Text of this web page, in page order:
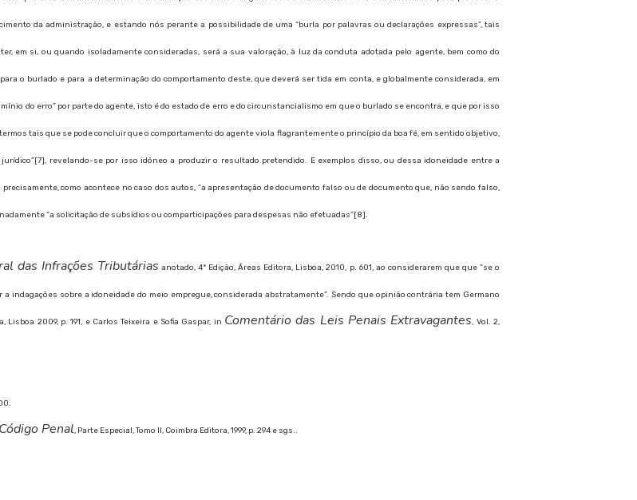
da administração, e estando nós perante a possibilidade de uma “burla por palavras ou declarações expressas”, tais
em si, ou quando isoladamente consideradas, será a sua valoração, à luz da conduta adotada pelo agente, bem como do
o burlado e para a determinação do comportamento deste, que deverá ser tida em conta, e globalmente considerada, em
do erro” por parte do agente, isto é do estado de erro e do circunstancialismo em que o burlado se encontra, e que por isso
tais que se pode concluir que o comportamento do agente viola flagrantemente o princípio da boa fé, em sentido objetivo,
revelando-se por isso idóneo a produzir o resultado pretendido. E exemplos disso, ou dessa idoneidade entre a
como acontece no caso dos autos, “a apresentação de documento falso ou de documento que, não sendo falso,
“a solicitação de subsídios ou comparticipações para despesas não efetuadas”[8].
das Infrações Tributárias anotado, 4ª Edição, Áreas Editora, Lisboa, 2010, p. 601, ao considerarem que que “se o
sobre a idoneidade do meio empregue, considerada abstratamente”. Sendo que opinião contrária tem Germano
2009, p. 191, e Carlos Teixeira e Sofia Gaspar, in Comentário das Leis Penais Extravagantes, Vol. 2,
Penal, Parte Especial, Tomo II, Coimbra Editora, 1999, p. 294 e sgs..